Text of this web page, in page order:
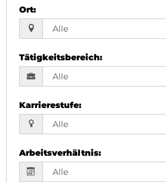
Ort:
Tätigkeitsbereich:
Karrierestufe:
Arbeitsverhältnis: